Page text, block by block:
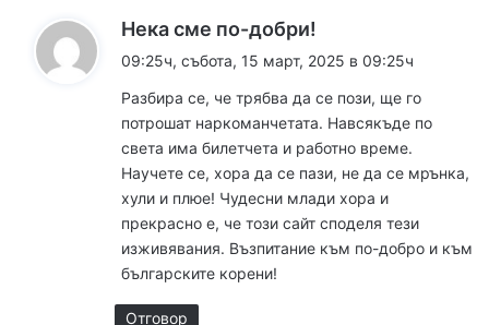
Нека сме по-добри!
а
а
:
09:25ч, събота, 15 март, 2025 в 09:25ч
Разбира се, че трябва да се пози, ще го
потрошат наркоманчетата. Навсякъде по
света има билетчета и работно време.
Научете се, хора да се пази, не да се мрънка,
хули и плюе! Чудесни млади хора и
прекрасно е, че този сайт споделя тези
изживявания. Възпитание към по-добро и към
българските корени!
Отговор